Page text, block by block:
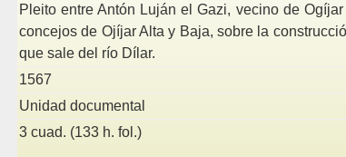
Pleito entre Antón Luján el Gazi, vecino de
concejos de Ojíjar Alta y Baja, sobre la
que sale del río Dílar.
1567
Unidad documental
3 cuad. (133 h. fol.)